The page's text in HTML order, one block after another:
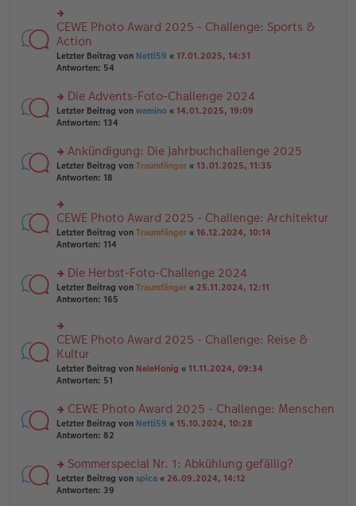
er
B
ei
tr
a
g
el
es
e
n
er
tr
a
g
rs
te
r
u
n
el
es
e
B
ei
tr
g
CEWE Photo Award 2025 - Challenge: Sports &
Action
Letzter Beitrag von Netti59 « 17.01.2025, 14:31
Antworten: 54
rs
te
n
g
el
e
n
er
B
a
g
Die Advents-Foto-Challenge 2024
Letzter Beitrag von wamino « 14.01.2025, 19:09
Antworten: 134
rs
te
u
n
g
el
es
n
er
B
a
g
Ankündigung: Die Jahrbuchchallenge 2025
Letzter Beitrag von Traumfänger « 13.01.2025, 11:35
Antworten: 18
rs
te
r
g
el
es
n
er
B
ei
tr
a
CEWE Photo Award 2025 - Challenge: Architektur
Letzter Beitrag von Traumfänger « 16.12.2024, 10:14
Antworten: 114
rs
te
u
n
g
el
es
e
er
B
ei
tr
g
Die Herbst-Foto-Challenge 2024
Letzter Beitrag von Traumfänger « 25.11.2024, 12:11
Antworten: 165
rs
te
r
u
n
el
es
e
B
ei
tr
CEWE Photo Award 2025 - Challenge: Reise &
Kultur
Letzter Beitrag von NeleHonig « 11.11.2024, 09:34
Antworten: 51
rs
te
n
g
el
CEWE Photo Award 2025 - Challenge: Menschen
Letzter Beitrag von Netti59 « 15.10.2024, 10:28
Antworten: 82
rs
te
Sommerspecial Nr. 1: Abkühlung gefällig?
Letzter Beitrag von spica « 26.09.2024, 14:12
Antworten: 39